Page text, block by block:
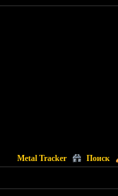
Metal Tracker Поиск